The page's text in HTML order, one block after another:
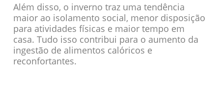
Além disso, o inverno traz uma tendência
maior ao isolamento social, menor disposição
para atividades físicas e maior tempo em
casa. Tudo isso contribui para o aumento da
ingestão de alimentos calóricos e
reconfortantes.